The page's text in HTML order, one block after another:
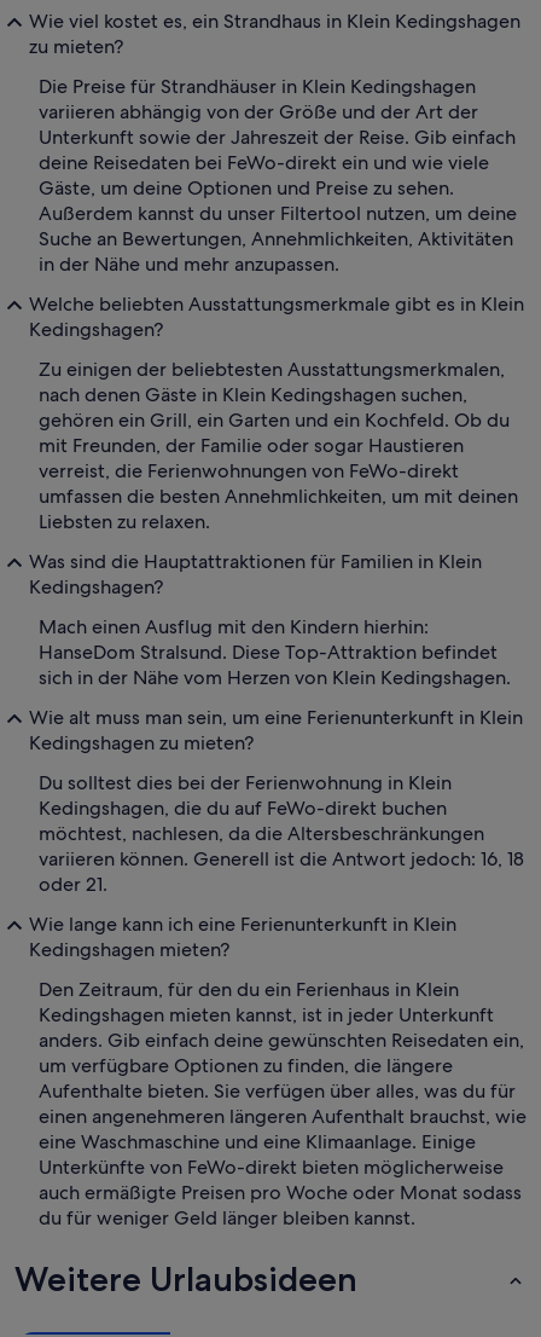
Wie viel kostet es, ein Strandhaus in Klein Kedingshagen
zu mieten?
Die Preise für Strandhäuser in Klein Kedingshagen
variieren abhängig von der Größe und der Art der
Unterkunft sowie der Jahreszeit der Reise. Gib einfach
deine Reisedaten bei FeWo-direkt ein und wie viele
Gäste, um deine Optionen und Preise zu sehen.
Außerdem kannst du unser Filtertool nutzen, um deine
Suche an Bewertungen, Annehmlichkeiten, Aktivitäten
in der Nähe und mehr anzupassen.
Welche beliebten Ausstattungsmerkmale gibt es in Klein
Kedingshagen?
Zu einigen der beliebtesten Ausstattungsmerkmalen,
nach denen Gäste in Klein Kedingshagen suchen,
gehören ein Grill, ein Garten und ein Kochfeld. Ob du
mit Freunden, der Familie oder sogar Haustieren
verreist, die Ferienwohnungen von FeWo-direkt
umfassen die besten Annehmlichkeiten, um mit deinen
Liebsten zu relaxen.
Was sind die Hauptattraktionen für Familien in Klein
Kedingshagen?
Mach einen Ausflug mit den Kindern hierhin:
HanseDom Stralsund. Diese Top-Attraktion befindet
sich in der Nähe vom Herzen von Klein Kedingshagen.
Wie alt muss man sein, um eine Ferienunterkunft in Klein
Kedingshagen zu mieten?
Du solltest dies bei der Ferienwohnung in Klein
Kedingshagen, die du auf FeWo-direkt buchen
möchtest, nachlesen, da die Altersbeschränkungen
variieren können. Generell ist die Antwort jedoch: 16, 18
oder 21.
Wie lange kann ich eine Ferienunterkunft in Klein
Kedingshagen mieten?
Den Zeitraum, für den du ein Ferienhaus in Klein
Kedingshagen mieten kannst, ist in jeder Unterkunft
anders. Gib einfach deine gewünschten Reisedaten ein,
um verfügbare Optionen zu finden, die längere
Aufenthalte bieten. Sie verfügen über alles, was du für
einen angenehmeren längeren Aufenthalt brauchst, wie
eine Waschmaschine und eine Klimaanlage. Einige
Unterkünfte von FeWo-direkt bieten möglicherweise
auch ermäßigte Preisen pro Woche oder Monat sodass
du für weniger Geld länger bleiben kannst.
Weitere Urlaubsideen